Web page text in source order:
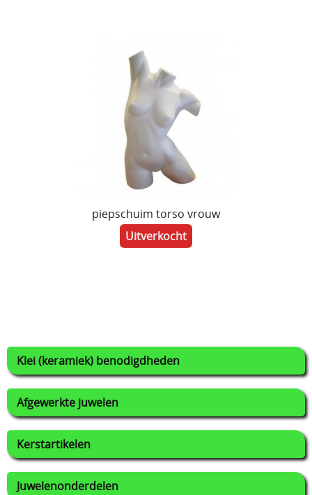
Klei (keramiek) benodigdheden
Afgewerkte juwelen
Kerstartikelen
Juwelenonderdelen
piepschuim torso vrouw
Uitverkocht